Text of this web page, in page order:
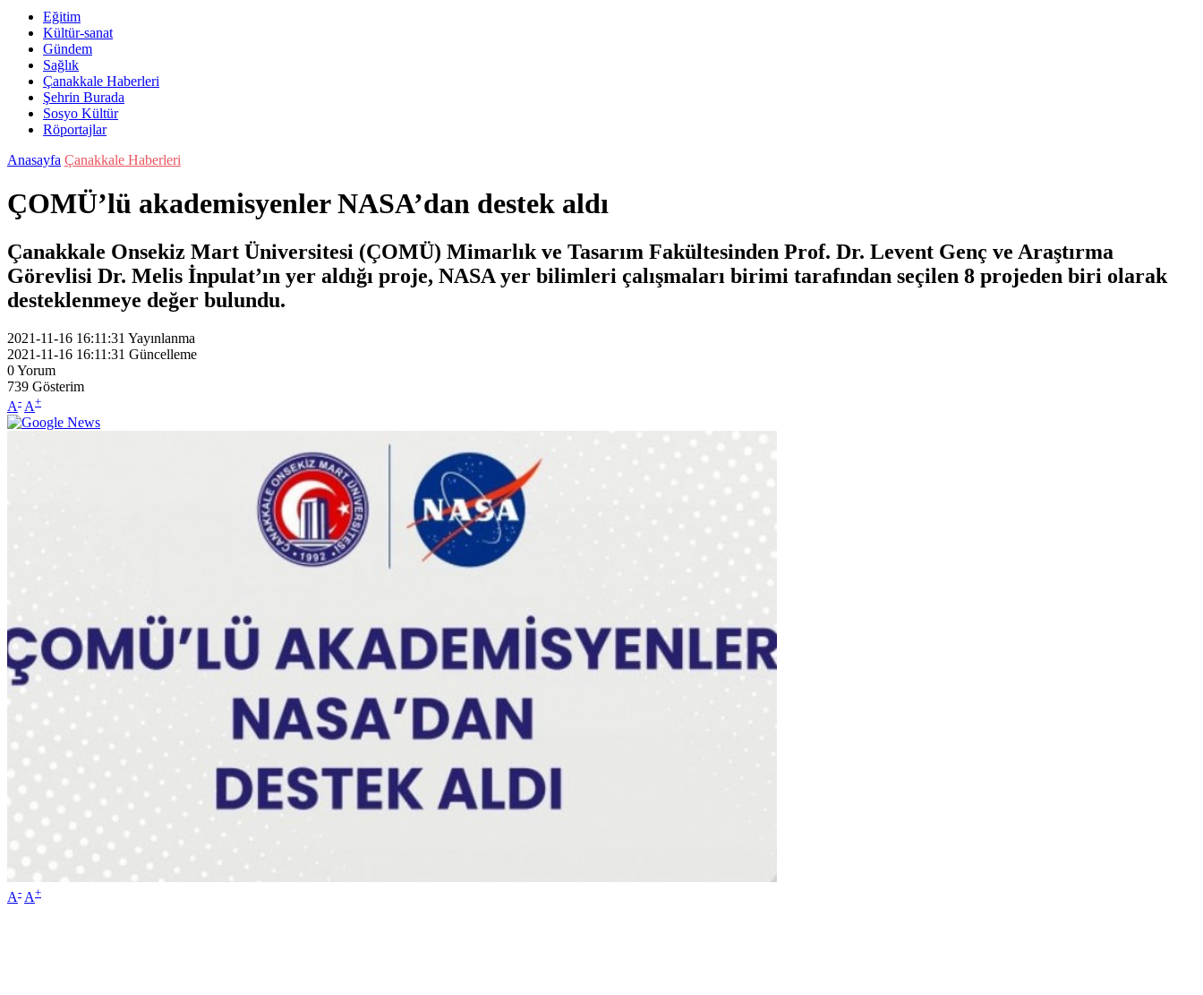
Eğitim
Kültür-sanat
Gündem
Sağlık
Çanakkale Haberleri
Şehrin Burada
Sosyo Kültür
Röportajlar
Anasayfa Çanakkale Haberleri
ÇOMÜ’lü akademisyenler NASA’dan destek aldı
Çanakkale Onsekiz Mart Üniversitesi (ÇOMÜ) Mimarlık ve Tasarım Fakültesinden Prof. Dr. Levent Genç ve Araştırma
Görevlisi Dr. Melis İnpulat’ın yer aldığı proje, NASA yer bilimleri çalışmaları birimi tarafından seçilen 8 projeden biri olarak
desteklenmeye değer bulundu.
2021-11-16 16:11:31 Yayınlanma
2021-11-16 16:11:31 Güncelleme
0Yorum
739 Gösterim
A- A+
A- A+